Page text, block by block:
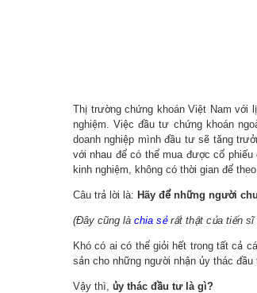
Thị trường chứng khoán Việt Nam với
nghiệm. Việc đầu tư chứng khoán
doanh nghiệp mình đầu tư sẽ tăng
với nhau để có thể mua được cổ
kinh nghiệm, không có thời gian để
Câu trả lời là: Hãy để những người
(Đây cũng là chia sẻ rất thật của tiến
Khó có ai có thể giỏi hết trong tất cả
sản cho những người nhận ủy thác đầu
Vậy thì, ủy thác đầu tư là gì?